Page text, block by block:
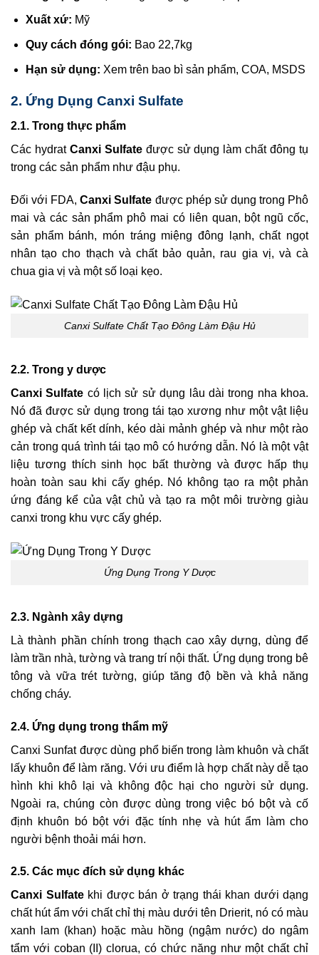
Xuất xứ: Mỹ
Quy cách đóng gói: Bao 22,7kg
Hạn sử dụng: Xem trên bao bì sản phẩm, COA, MSDS
2. Ứng Dụng Canxi Sulfate
2.1. Trong thực phẩm
Các hydrat Canxi Sulfateđược sử dụng làm chất đông tụ
trong các sản phẩm như đậu phụ.
Đối với FDA,Canxi Sulfate được phép sử dụng trong Phô
mai và các sản phẩm phô mai có liên quan, bột ngũ cốc,
sản phẩm bánh, món tráng miệng đông lạnh, chất ngọt
nhân tạo cho thạch và chất bảo quản, rau gia vị, và cà
chua gia vị và một số loại kẹo.
Canxi Sulfate Chất Tạo Đông Làm Đậu Hủ
2.2. Trong y dược
Canxi Sulfate có lịch sử sử dụng lâu dài trong nha khoa.
Nó đã được sử dụng trong tái tạo xương như một vật liệu
ghép và chất kết dính, kéo dài mảnh ghép và như một rào
cản trong quá trình tái tạo mô có hướng dẫn. Nó là một vật
liệu tương thích sinh học bất thường và được hấp thụ
hoàn toàn sau khi cấy ghép. Nó không tạo ra một phản
ứng đáng kể của vật chủ và tạo ra một môi trường giàu
canxi trong khu vực cấy ghép.
Ứng Dụng Trong Y Dược
2.3. Ngành xây dựng
Là thành phần chính trong thạch cao xây dựng, dùng để
làm trần nhà, tường và trang trí nội thất. Ứng dụng trong bê
tông và vữa trét tường, giúp tăng độ bền và khả năng
chống cháy.
2.4. Ứng dụng trong thẩm mỹ
Canxi Sunfat được dùng phổ biến trong làm khuôn và chất
lấy khuôn để làm răng. Với ưu điểm là hợp chất này dễ tạo
hình khi khô lại và không độc hại cho người sử dụng.
Ngoài ra, chúng còn được dùng trong việc bó bột và cố
định khuôn bó bột với đặc tính nhẹ và hút ẩm làm cho
người bệnh thoải mái hơn.
2.5. Các mục đích sử dụng khác
Canxi Sulfatekhi được bán ở trạng thái khan dưới dạng
chất hút ẩm với chất chỉ thị màu dưới tên Drierit, nó có màu
xanh lam (khan) hoặc màu hồng (ngậm nước) do ngâm
tẩm với coban (II) clorua, có chức năng như một chất chỉ